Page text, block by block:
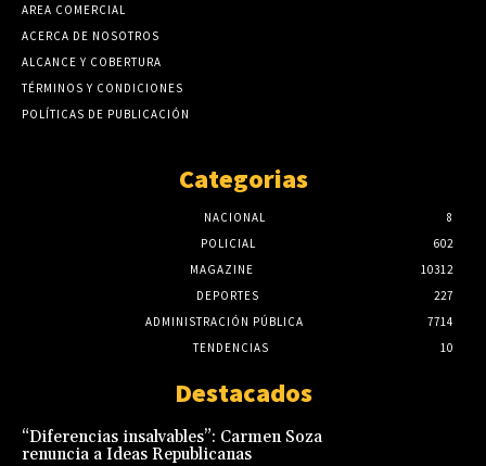
AREA COMERCIAL
ACERCA DE NOSOTROS
ALCANCE Y COBERTURA
TÉRMINOS Y CONDICIONES
POLÍTICAS DE PUBLICACIÓN
Categorias
NACIONAL
8
POLICIAL
602
MAGAZINE
10312
DEPORTES
227
ADMINISTRACIÓN PÚBLICA
7714
TENDENCIAS
10
Destacados
“Diferencias insalvables”: Carmen Soza
renuncia a Ideas Republicanas